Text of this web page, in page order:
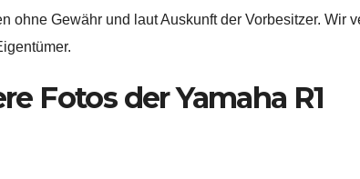
ohne Gewähr und laut Auskunft der Vorbesitzer. Wir
Fotos der Yamaha R1